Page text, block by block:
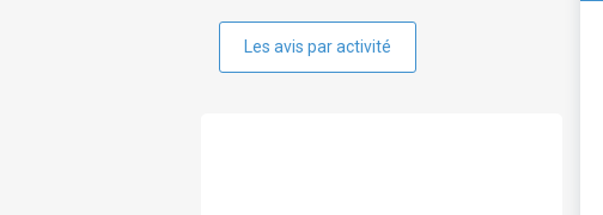
Les avis par activité